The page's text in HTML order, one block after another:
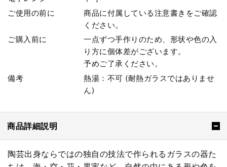
ご使用の前に
商品に付属している注意書きをご確認
ください。
ご購入前に
一点ずつ手作りのため、形状や色の入
り方に個体差がございます。
予めご了承ください。
備考
熱湯：不可 (耐熱ガラスではありませ
ん)
商品詳細説明
陶芸出身ならではの独自の技法で作られるガラスの器た